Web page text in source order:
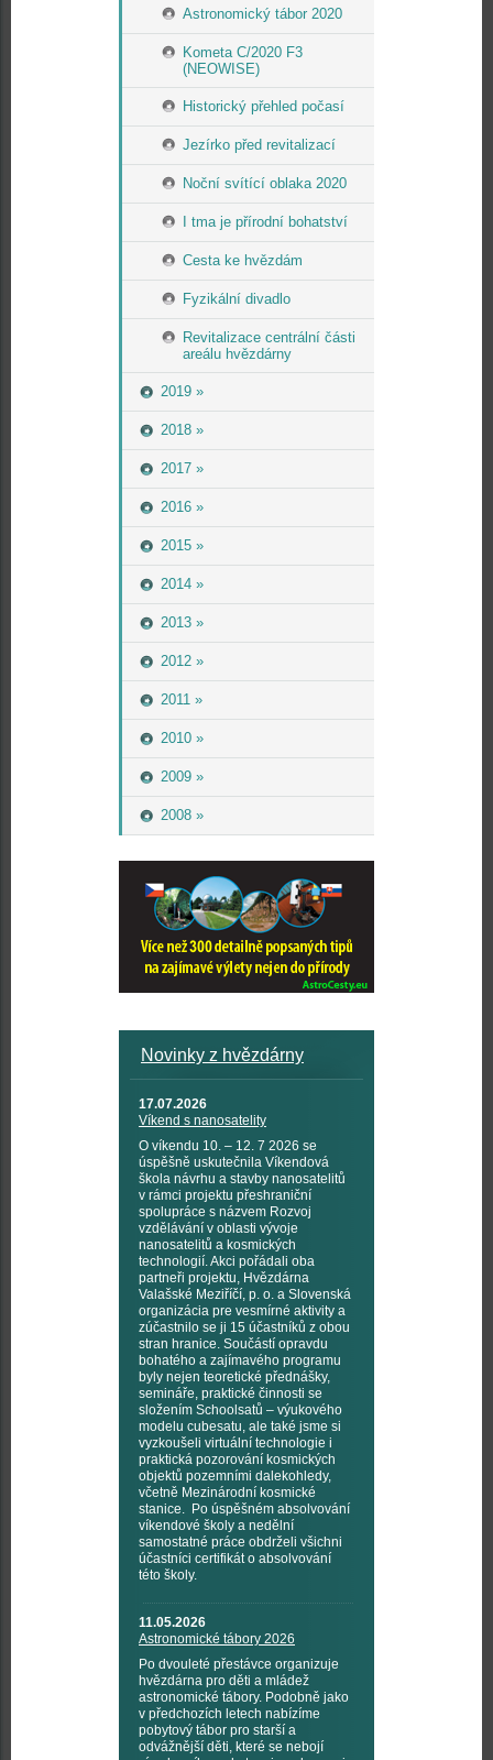
Astronomický tábor 2020
Kometa C/2020 F3
(NEOWISE)
Historický přehled počasí
Jezírko před revitalizací
Noční svítící oblaka 2020
I tma je přírodní bohatství
Cesta ke hvězdám
Fyzikální divadlo
Revitalizace centrální části
areálu hvězdárny
2019 »
2018 »
2017 »
2016 »
2015 »
2014 »
2013 »
2012 »
2011 »
2010 »
2009 »
2008 »
Novinky z hvězdárny
17.07.2026
Víkend s nanosatelity
O víkendu 10. – 12. 7 2026 se
úspěšně uskutečnila Víkendová
škola návrhu a stavby nanosatelitů
v rámci projektu přeshraniční
spolupráce s názvem Rozvoj
vzdělávání v oblasti vývoje
nanosatelitů a kosmických
technologií. Akci pořádali oba
partneři projektu, Hvězdárna
Valašské Meziříčí, p. o. a Slovenská
organizácia pre vesmírné aktivity a
zúčastnilo se ji 15 účastníků z obou
stran hranice. Součástí opravdu
bohatého a zajímavého programu
byly nejen teoretické přednášky,
semináře, praktické činnosti se
složením Schoolsatů – výukového
modelu cubesatu, ale také jsme si
vyzkoušeli virtuální technologie i
praktická pozorování kosmických
objektů pozemními dalekohledy,
včetně Mezinárodní kosmické
stanice. Po úspěšném absolvování
víkendové školy a nedělní
samostatné práce obdrželi všichni
účastníci certifikát o absolvování
této školy.
11.05.2026
Astronomické tábory 2026
Po dvouleté přestávce organizuje
hvězdárna pro děti a mládež
astronomické tábory. Podobně jako
v předchozích letech nabízíme
pobytový tábor pro starší a
odvážnější děti, které se nebojí